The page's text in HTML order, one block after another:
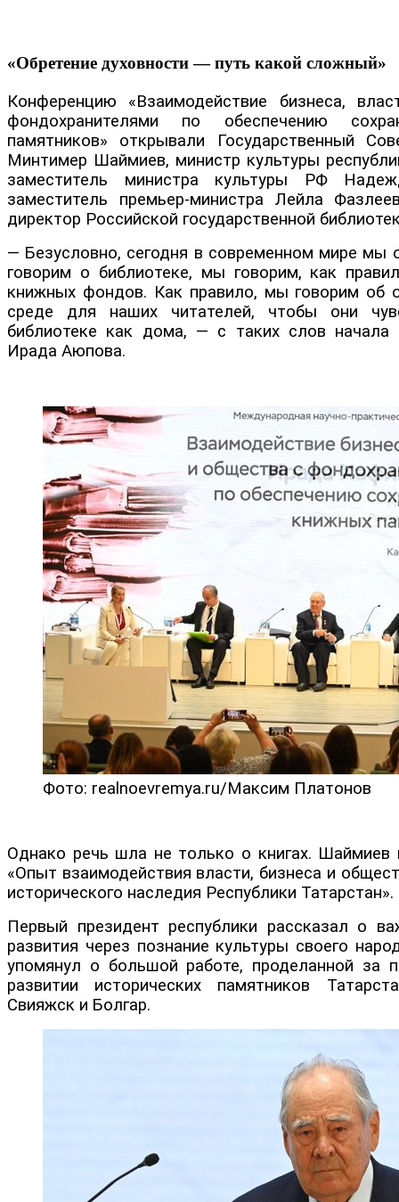
«Обретение духовности — путь какой сложный»
Конференцию «Взаимодействие бизнеса,
фондохранителями по обеспечению
памятников» открывали Государственный
Минтимер Шаймиев, министр культуры
заместитель министра культуры РФ
заместитель премьер-министра Лейла
директор Российской государственной
— Безусловно, сегодня в современном мире мы
говорим о библиотеке, мы говорим, как
книжных фондов. Как правило, мы говорим об
среде для наших читателей, чтобы они
библиотеке как дома, — с таких слов начала
Ирада Аюпова.
Фото: realnoevremya.ru/Максим Платонов
Однако речь шла не только о книгах. Шаймиев
«Опыт взаимодействия власти, бизнеса и
исторического наследия Республики Татарстан».
Первый президент республики рассказал о
развития через познание культуры своего
упомянул о большой работе, проделанной за
развитии исторических памятников
Свияжск и Болгар.